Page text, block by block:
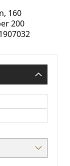
160
200